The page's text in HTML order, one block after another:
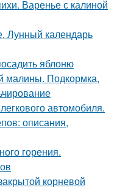
Варенье с калиной
Лунный календарь
яблоню
малины. Подкормка,
автомобиля.
описания,
горения.
корневой